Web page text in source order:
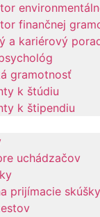
finančnej
a kariérový
gramotnosť
k štúdiu
k štipendiu
uchádzačov
prijímacie